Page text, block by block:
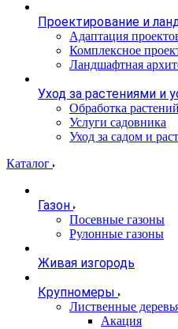
Проектирование и
Адаптация
Комплексное
Ландшафтная
Уход за растениями и
Обработка растений
Услуги садовника
Уход за садом и
Каталог
Газон
Посевные газоны
Рулонные газоны
Живая изгородь
Крупномеры
Лиственные
Акация